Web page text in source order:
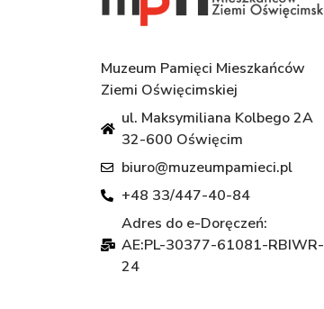
Muzeum Pamięci Mieszkańców
Ziemi Oświęcimskiej
ul. Maksymiliana Kolbego 2A
32-600 Oświęcim
biuro@muzeumpamieci.pl
+48 33/447-40-84
Adres do e-Doręczeń:
AE:PL-30377-61081-RBIWR-
24